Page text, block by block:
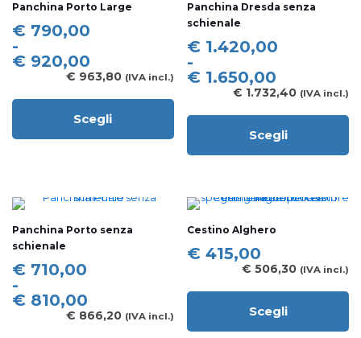
opzioni
possono
essere
scelte
nella
del
opzioni
possono
essere
scelte
nella
pagina
prodotto
Panchina Porto Large
€ 790,00
-
€ 920,00
Fascia
di
prezzo:
a
€ 920,00
€ 963,80 (IVA incl.)
Scegli
prodotto
Le
possono
essere
scelte
nella
pagina
del
Panchina Dresda senza
schienale
€ 1.420,00
-
€ 1.650,00
Fascia
di
prezzo:
a
€ 1.650,00
€ 1.732,40 (IVA incl.)
Scegli
prodotto
varianti.
opzioni
possono
essere
nella
Panchina Porto senza
schienale
€ 710,00
-
€ 810,00
Fascia
di
prezzo:
€ 866,20 (IVA incl.)
Cestino Alghero
€ 415,00
€ 506,30 (IVA incl.)
Scegli
prodotto